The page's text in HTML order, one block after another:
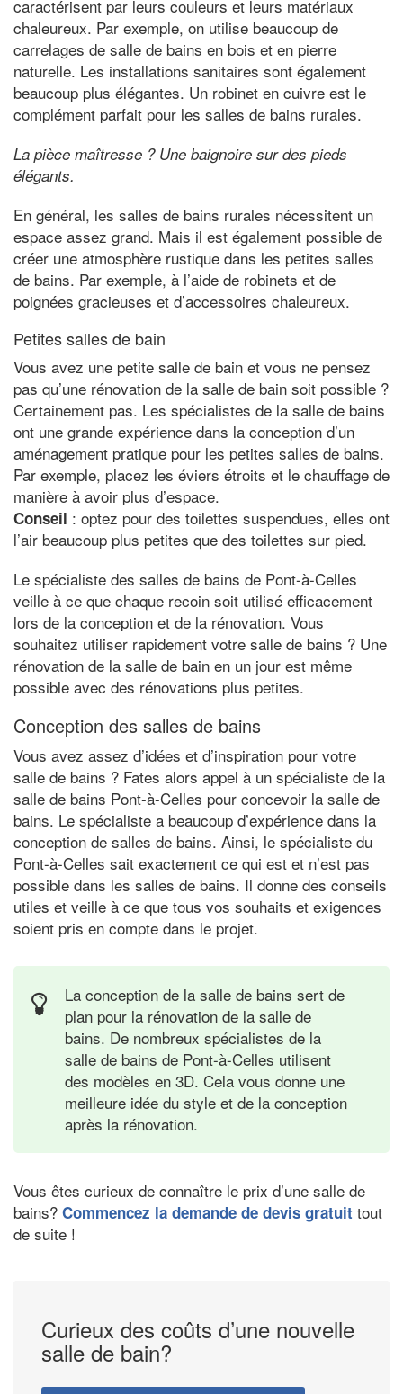
caractérisent par leurs couleurs et leurs matériaux
chaleureux. Par exemple, on utilise beaucoup de
carrelages de salle de bains en bois et en pierre
naturelle. Les installations sanitaires sont également
beaucoup plus élégantes. Un robinet en cuivre est le
complément parfait pour les salles de bains rurales.
La pièce maîtresse ? Une baignoire sur des pieds
élégants.
En général, les salles de bains rurales nécessitent un
espace assez grand. Mais il est également possible de
créer une atmosphère rustique dans les petites salles
de bains. Par exemple, à l’aide de robinets et de
poignées gracieuses et d’accessoires chaleureux.
Petites salles de bain
Vous avez une petite salle de bain et vous ne pensez
pas qu’une rénovation de la salle de bain soit possible ?
Certainement pas. Les spécialistes de la salle de bains
ont une grande expérience dans la conception d’un
aménagement pratique pour les petites salles de bains.
Par exemple, placez les éviers étroits et le chauffage de
manière à avoir plus d’espace.
Conseil : optez pour des toilettes suspendues, elles ont
l’air beaucoup plus petites que des toilettes sur pied.
Le spécialiste des salles de bains de Pont-à-Celles
veille à ce que chaque recoin soit utilisé efficacement
lors de la conception et de la rénovation. Vous
souhaitez utiliser rapidement votre salle de bains ? Une
rénovation de la salle de bain en un jour est même
possible avec des rénovations plus petites.
Conception des salles de bains
Vous avez assez d’idées et d’inspiration pour votre
salle de bains ? Fates alors appel à un spécialiste de la
salle de bains Pont-à-Celles pour concevoir la salle de
bains. Le spécialiste a beaucoup d’expérience dans la
conception de salles de bains. Ainsi, le spécialiste du
Pont-à-Celles sait exactement ce qui est et n’est pas
possible dans les salles de bains. Il donne des conseils
utiles et veille à ce que tous vos souhaits et exigences
soient pris en compte dans le projet.
La conception de la salle de bains sert de
plan pour la rénovation de la salle de
bains. De nombreux spécialistes de la
salle de bains de Pont-à-Celles utilisent
des modèles en 3D. Cela vous donne une
meilleure idée du style et de la conception
après la rénovation.
Vous êtes curieux de connaître le prix d’une salle de
bains? Commencez la demande de devis gratuit tout
de suite !
Curieux des coûts d’une nouvelle
salle de bain?